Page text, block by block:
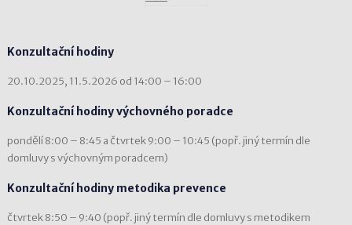
Konzultační hodiny
20.10.2025, 11.5.2026 od 14:00 – 16:00
Konzultační hodiny výchovného poradce
pondělí 8:00 – 8:45 a čtvrtek 9:00 – 10:45 (popř. jiný termín dle
domluvy s výchovným poradcem)
Konzultační hodiny metodika prevence
čtvrtek 8:50 – 9:40 (popř. jiný termín dle domluvy s metodikem